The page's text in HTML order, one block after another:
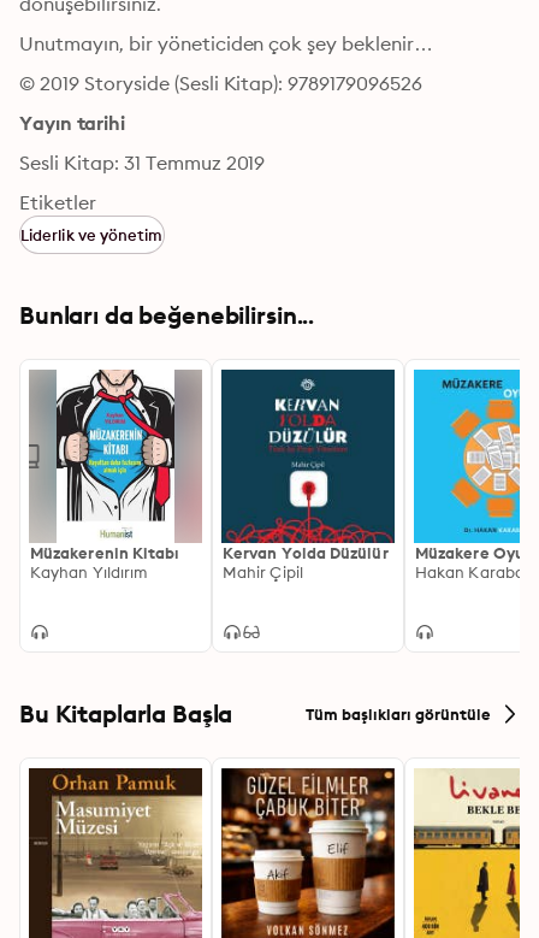
Unutmayın, bir yöneticiden çok şey beklenir…
© 2019 Storyside (Sesli Kitap): 9789179096526
Yayın tarihi
Sesli Kitap: 31 Temmuz 2019
Etiketler
Liderlik ve yönetim
Bunları da beğenebilirsin...
Müzakerenin Kitabı
Kayhan Yıldırım
Kervan Yolda Düzülür
Mahir Çipil
Müzakere
Hakan
Bu Kitaplarla Başla Tüm başlıkları görüntüle